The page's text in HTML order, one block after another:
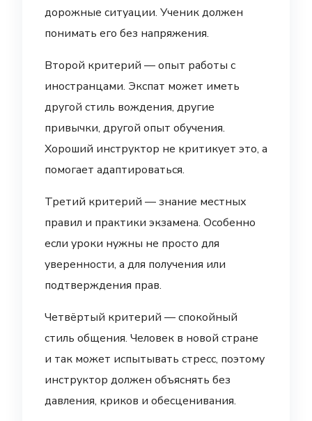
дорожные ситуации. Ученик должен
понимать его без напряжения.
Второй критерий — опыт работы с
иностранцами. Экспат может иметь
другой стиль вождения, другие
привычки, другой опыт обучения.
Хороший инструктор не критикует это, а
помогает адаптироваться.
Третий критерий — знание местных
правил и практики экзамена. Особенно
если уроки нужны не просто для
уверенности, а для получения или
подтверждения прав.
Четвёртый критерий — спокойный
стиль общения. Человек в новой стране
и так может испытывать стресс, поэтому
инструктор должен объяснять без
давления, криков и обесценивания.